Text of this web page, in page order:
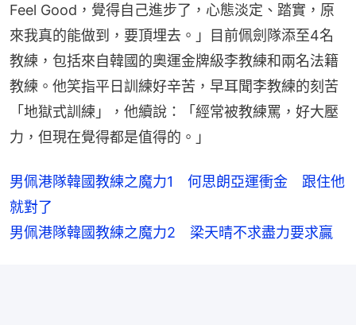
Feel Good，覺得自己進步了，心態淡定、踏實，原
來我真的能做到，要頂埋去。」目前佩劍隊添至4名
教練，包括來自韓國的奧運金牌級李教練和兩名法籍
教練。他笑指平日訓練好辛苦，早耳聞李教練的刻苦
「地獄式訓練」，他續說：「經常被教練罵，好大壓
力，但現在覺得都是值得的。」
男佩港隊韓國教練之魔力1　何思朗亞運衝金　跟住他
就對了
男佩港隊韓國教練之魔力2　梁天晴不求盡力要求贏